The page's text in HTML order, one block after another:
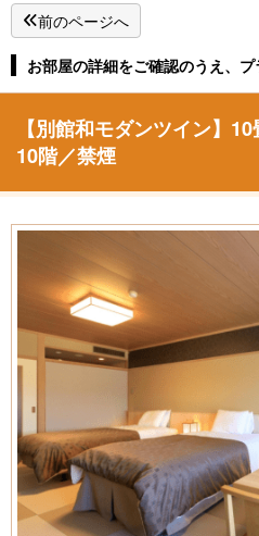
前のページへ
お部屋の詳細をご確認のうえ、プ
【別館和モダンツイン】
10階／禁煙